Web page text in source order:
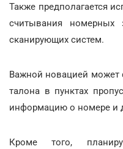
Также предполагается
считывания номерных
сканирующих систем.
Важной новацией может
талона в пунктах
информацию о номере и
Кроме того,